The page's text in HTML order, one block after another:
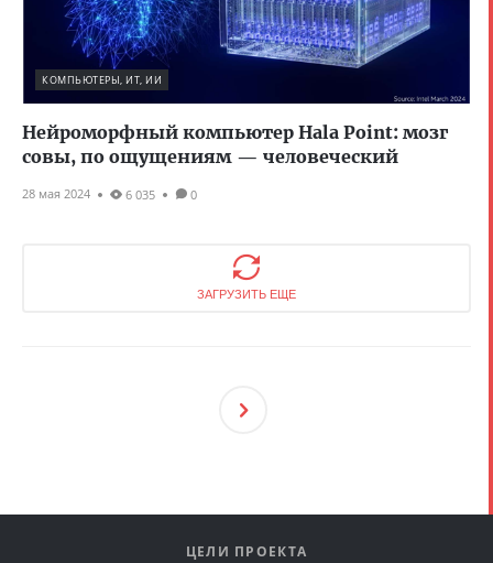
КОМПЬЮТЕРЫ, ИТ, ИИ
Нейроморфный компьютер Hala Point: мозг
совы, по ощущениям — человеческий
28 мая 2024 6 035 0
ЗАГРУЗИТЬ ЕЩЕ
Ующ
ЦЕЛИ ПРОЕКТА